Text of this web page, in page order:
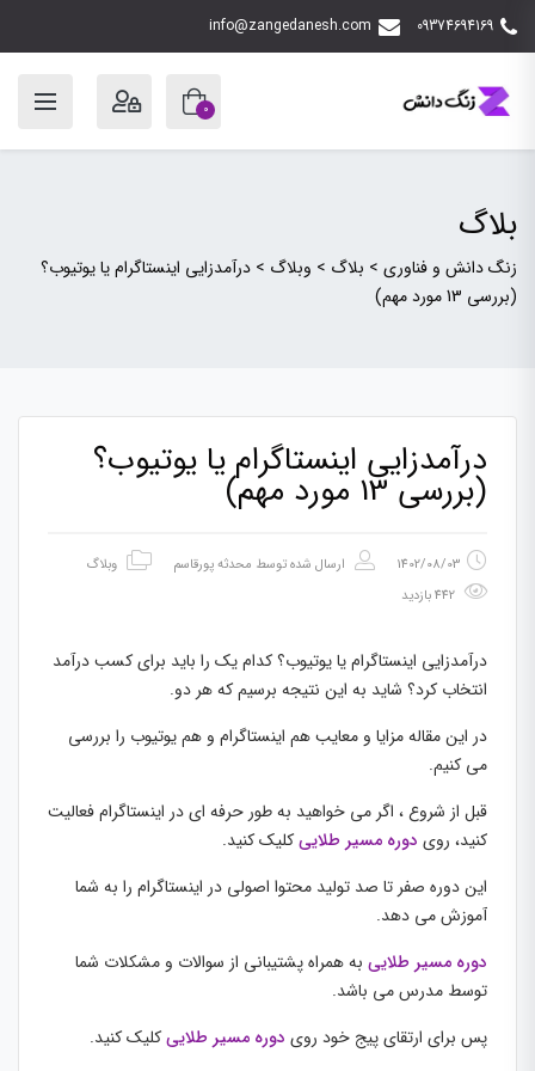
09374694169
info@zangedanesh.com
0
بلاگ
زنگ دانش و فناوری > بلاگ > وبلاگ > درآمدزایی اینستاگرام یا یوتیوب؟
(بررسی 13 مورد مهم)
درآمدزایی اینستاگرام یا یوتیوب؟
(بررسی 13 مورد مهم)
1402/08/03 ارسال شده توسط محدثه پورقاسم
وبلاگ
درآمدزایی اینستاگرام یا یوتیوب؟ کدام یک را باید برای کسب درآمد
انتخاب کرد؟ شاید به این نتیجه برسیم که هر دو.
در این مقاله مزایا و معایب هم اینستاگرام و هم یوتیوب را بررسی
می کنیم.
قبل از شروع ، اگر می خواهید به طور حرفه ای در اینستاگرام فعالیت
کنید، روی دوره مسیر طلاییکلیک کنید.
این دوره صفر تا صد تولید محتوا اصولی در اینستاگرام را به شما
آموزش می دهد.
دوره مسیر طلایی به همراه پشتیبانی از سوالات و مشکلات شما
توسط مدرس می باشد.
پس برای ارتقای پیج خود روی دوره مسیر طلاییکلیک کنید.